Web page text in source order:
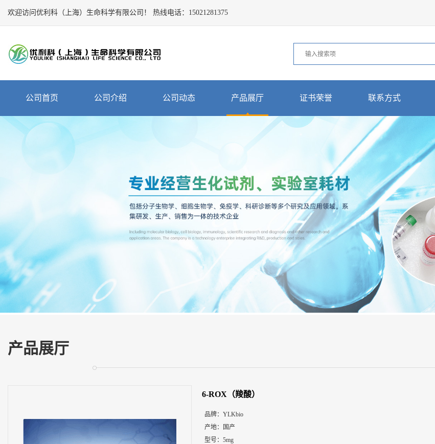
欢迎访问优利科（上海）生命科学有限公司！ 热线电话： 15021281375
Close
司
首
介
绍
证
书
荣
誉
方
式
公司首页 公司介绍 公司动态 产品展厅 证书荣誉 联系方式
产品展厅
6-ROX（羧酸）
品牌： YLKbio
产地：
国产
型号： 5mg